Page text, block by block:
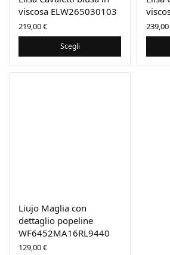
viscosa ELW265030103
219,00€
Scegli
239,00
Liujo Maglia con
dettaglio popeline
WF6452MA16RL9440
129,00€